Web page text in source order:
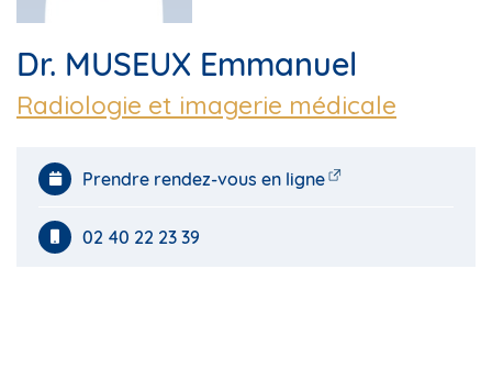
Dr. MUSEUX Emmanuel
Radiologie et imagerie médicale
Prendre rendez-vous en ligne
02 40 22 23 39